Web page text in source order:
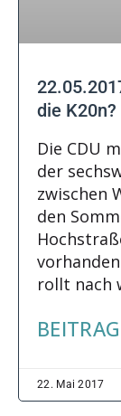
die K20n?
Die CDU
der
zwischen
den
rollt nach
22. Mai 2017